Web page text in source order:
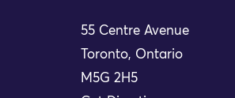
55 Centre Avenue
Toronto, Ontario
M5G 2H5